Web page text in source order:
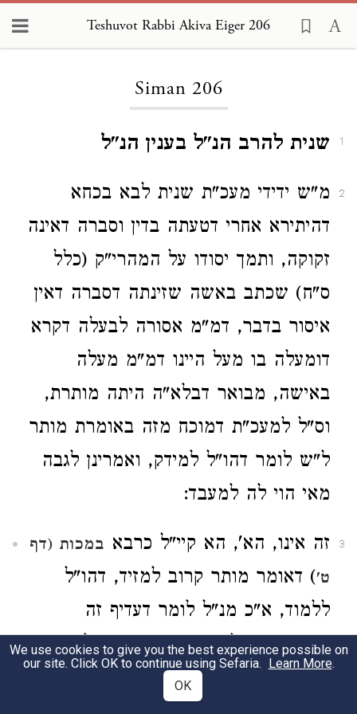
Teshuvot Rabbi Akiva Eiger 206
Siman 206
1 שנית להרב הנ"ל בענין הנ"ל
2
מ"ש ידידי מעכ"ת שנית לבא בכחא
דהיתירא אחרי דטעתה בדין וסברה דאינה
זקוקה, ותמך יסודו על המהרי"ק (כלל
ס"ח) שכתב באשה שזינתה דסברה דאין
איסור בדבר, דמ"מ אסורה לבעלה דקרא
דומעלה בו מעל היינו דמ"מ מעלה
באישה, מבואר דבלא"ה היתה מותרת,
וס"ל למעכ"ת דמוכח מזה באומרת מותר
ל"ש לומר דהו"ל למידק, ואמרינן לגבה
מאי הוי לה למעבד:
3 זה אינו, הא', הא קיי"ל כרבא במכות (דף
ט') דאומר מותר קרוב למזיד, דהו"ל
ללמוד, א"כ מנ"ל לומר דעדיף זה
מנמצאת איילונית דאמרינן דהוי ליה
להמתוני, ומעכ"ת כתב לדייק מדברי
We use cookies to give you the best experience possible on
our site. Click OK to continue using Sefaria. Learn More.
OK